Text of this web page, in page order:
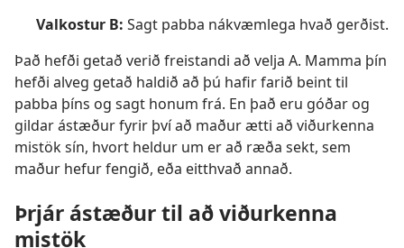
Valkostur B: Sagt pabba nákvæmlega hvað gerðist.
Það hefði getað verið freistandi að velja A. Mamma þín
hefði alveg getað haldið að þú hafir farið beint til
pabba þíns og sagt honum frá. En það eru góðar og
gildar ástæður fyrir því að maður ætti að viðurkenna
mistök sín, hvort heldur um er að ræða sekt, sem
maður hefur fengið, eða eitthvað annað.
Þrjár ástæður til að viðurkenna
mistök